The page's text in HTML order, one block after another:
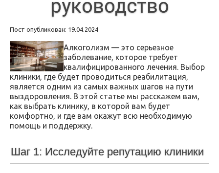
руководство
Пост опубликован: 19.04.2024
Алкоголизм — это серьезное
заболевание, которое требует
квалифицированного лечения. Выбор
клиники, где будет проводиться реабилитация,
является одним из самых важных шагов на пути
выздоровления. В этой статье мы расскажем вам,
как выбрать клинику, в которой вам будет
комфортно, и где вам окажут всю необходимую
помощь и поддержку.
Шаг 1: Исследуйте репутацию клиники